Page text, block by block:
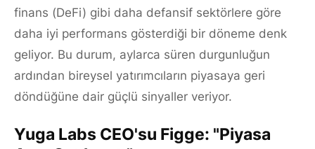
finans (DeFi) gibi daha defansif sektörlere göre
daha iyi performans gösterdiği bir döneme denk
geliyor. Bu durum, aylarca süren durgunluğun
ardından bireysel yatırımcıların piyasaya geri
döndüğüne dair güçlü sinyaller veriyor.
Yuga Labs CEO'su Figge: "Piyasa